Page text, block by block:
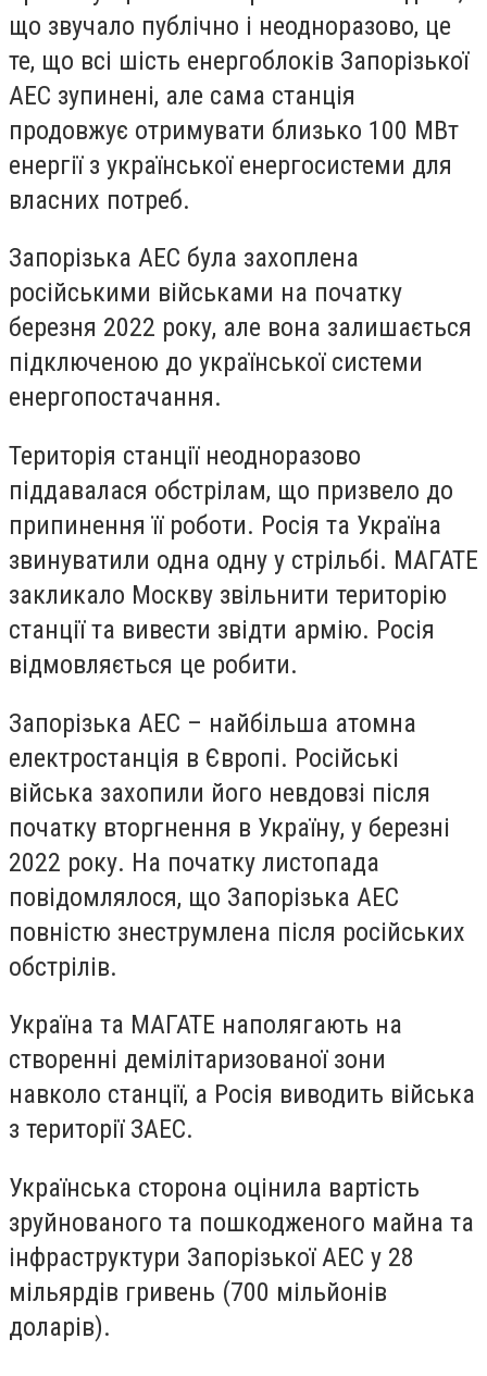
що звучало публічно і неодноразово, це
те, що всі шість енергоблоків Запорізької
АЕС зупинені, але сама станція
продовжує отримувати близько 100 МВт
енергії з української енергосистеми для
власних потреб.
Запорізька АЕС була захоплена
російськими військами на початку
березня 2022 року, але вона залишається
підключеною до української системи
енергопостачання.
Територія станції неодноразово
піддавалася обстрілам, що призвело до
припинення її роботи. Росія та Україна
звинуватили одна одну у стрільбі. МАГАТЕ
закликало Москву звільнити територію
станції та вивести звідти армію. Росія
відмовляється це робити.
Запорізька АЕС – найбільша атомна
електростанція в Європі. Російські
війська захопили його невдовзі після
початку вторгнення в Україну, у березні
2022 року. На початку листопада
повідомлялося, що Запорізька АЕС
повністю знеструмлена після російських
обстрілів.
Україна та МАГАТЕ наполягають на
створенні демілітаризованої зони
навколо станції, а Росія виводить війська
з території ЗАЕС.
Українська сторона оцінила вартість
зруйнованого та пошкодженого майна та
інфраструктури Запорізької АЕС у 28
мільярдів гривень (700 мільйонів
доларів).